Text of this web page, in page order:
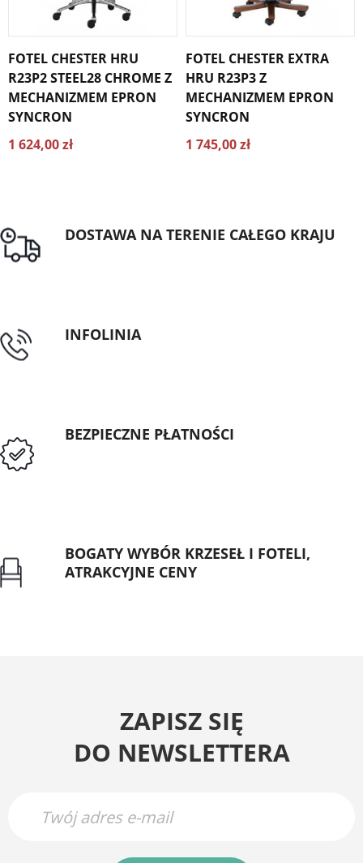
FOTEL CHESTER HRU
R23P2 STEEL28 CHROME Z
MECHANIZMEM EPRON
SYNCRON
1 624,00 zł
FOTEL CHESTER EXTRA
HRU R23P3 Z
MECHANIZMEM EPRON
SYNCRON
1 745,00 zł
DOSTAWA NA TERENIE CAŁEGO KRAJU
INFOLINIA
BEZPIECZNE PŁATNOŚCI
BOGATY WYBÓR KRZESEŁ I FOTELI,
ATRAKCYJNE CENY
ZAPISZ SIĘ
DO NEWSLETTERA